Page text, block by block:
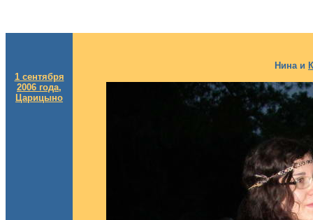
1 сентября
2006 года,
Царицыно
Нина и